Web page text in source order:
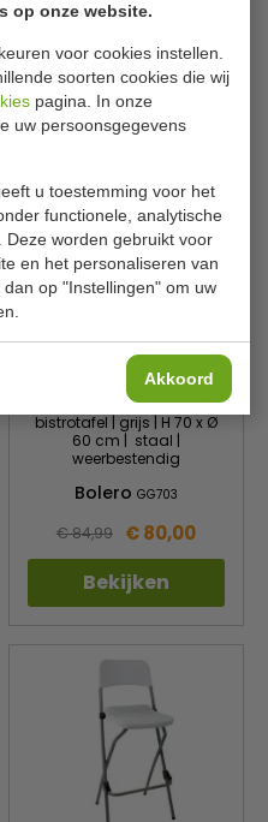
op onze website.
voor cookies instellen.
soorten cookies die wij
pagina. In onze
uw persoonsgegevens
u toestemming voor het
functionele, analytische
worden gebruikt voor
en het personaliseren van
op "Instellingen" om uw
Akkoord
zwart
BoleroGG705
€ 74,99 € 70,00
Bekijken
bistrotafel | grijs | H 70 x Ø
60 cm | staal |
weerbestendig
Bolero GG703
€ 84,99 € 80,00
Bekijken